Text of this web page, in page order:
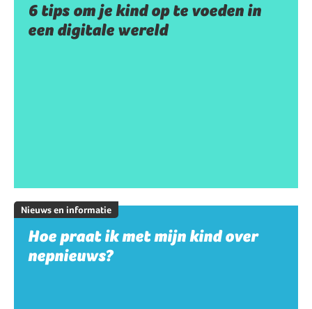
6 tips om je kind op te voeden in
een digitale wereld
Nieuws en informatie
Hoe praat ik met mijn kind over
nepnieuws?